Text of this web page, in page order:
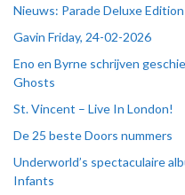
Nieuws: Parade Deluxe
Gavin Friday, 24-02-2026
Eno en Byrne schrijven
Ghosts
St. Vincent – Live In London!
De 25 beste Doors nummers
Underworld’s spectaculaire
Infants